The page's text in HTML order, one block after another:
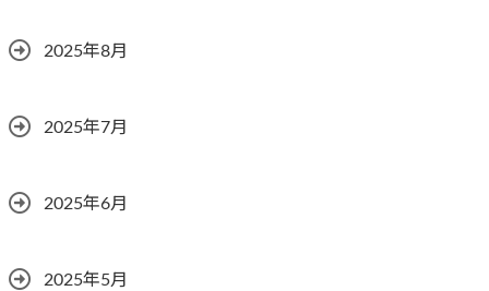
2025年8月
2025年7月
2025年6月
2025年5月